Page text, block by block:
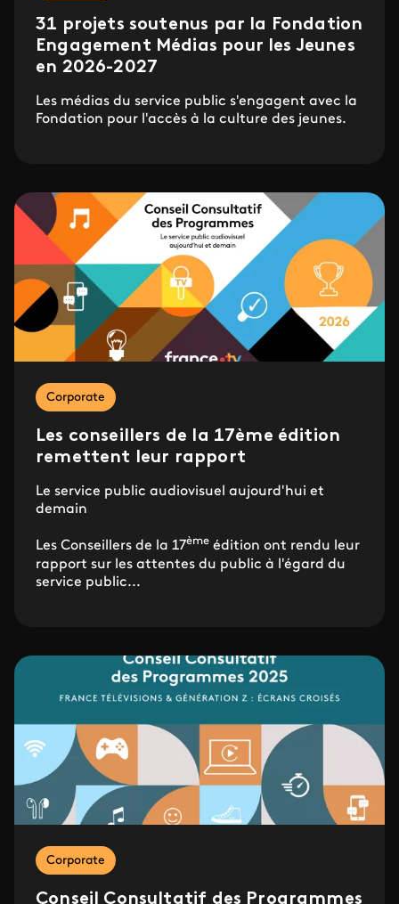
31 projets soutenus par la Fondation
Engagement Médias pour les Jeunes
en 2026-2027
Les médias du service public s'engagent avec la
Fondation pour l'accès à la culture des jeunes.
Corporate
Les conseillers de la 17ème édition
remettent leur rapport
Le service public audiovisuel aujourd'hui et
demain
Les Conseillers de la 17ème édition ont rendu leur
rapport sur les attentes du public à l'égard du
service public...
Corporate
Conseil Consultatif des Programmes